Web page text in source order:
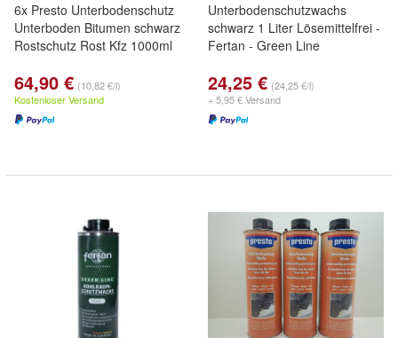
6x Presto Unterbodenschutz
Unterboden Bitumen schwarz
Rostschutz Rost Kfz 1000ml
64,90 € (10,82 €/l)
Kostenloser Versand
Unterbodenschutzwachs
schwarz 1 Liter Lösemittelfrei -
Fertan - Green Line
24,25 € (24,25 €/l)
+ 5,95 € Versand